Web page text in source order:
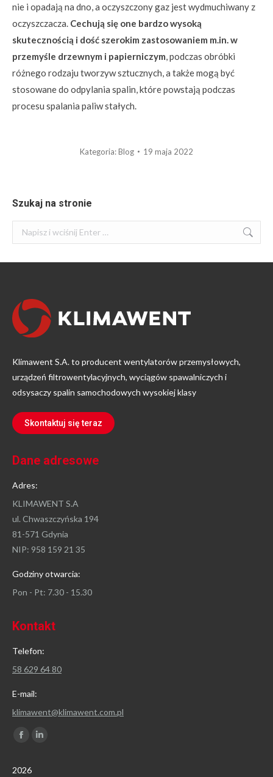
nie i opadają na dno, a oczyszczony gaz jest wydmuchiwany z
oczyszczacza. Cechują się one bardzo wysoką
skutecznością i dość szerokim zastosowaniem m.in. w
przemyśle drzewnym i papierniczym , podczas obróbki
różnego rodzaju tworzyw sztucznych, a także mogą być
stosowane do odpylania spalin, które powstają podczas
procesu spalania paliw stałych.
Kategoria:Blog 19 maja 2022
Szukaj na stronie
Szukaj:
Klimawent S.A. to producent wentylatorów przemysłowych,
urządzeń filtrowentylacyjnych, wyciągów spawalniczych i
odsysaczy spalin samochodowych wysokiej klasy
Skontaktuj się teraz
Dane adresowe
Adres:
KLIMAWENT S.A
ul. Chwaszczyńska 194
81-571 Gdynia
NIP: 958 159 21 35
Godziny otwarcia:
Pon - Pt: 7.30 - 15.30
Kontakt
Telefon:
58 629 64 80
E-mail:
klimawent@klimawent.com.pl
Znajdź nas na:
Facebook
opens
2026